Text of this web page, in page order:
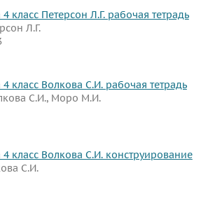
класс Петерсон Л.Г. рабочая тетрадь
Л.Г.
класс Волкова С.И. рабочая тетрадь
С.И., Моро М.И.
класс Волкова С.И. конструирование
С.И.